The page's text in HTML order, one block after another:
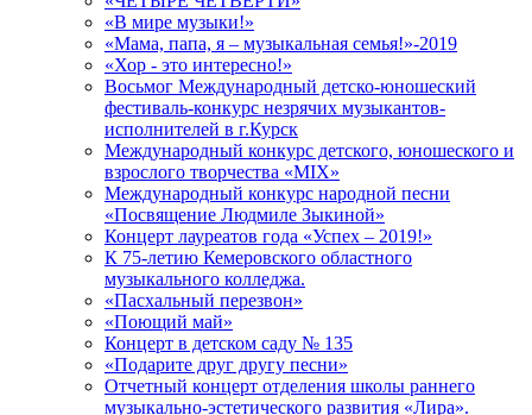
«В мире музыки!»
«Мама, папа, я – музыкальная семья!»-2019
«Хор - это интересно!»
Восьмог Международный детско-юношеский
фестиваль-конкурс незрячих музыкантов-
исполнителей в г.Курск
Международный конкурс детского, юношеского и
взрослого творчества «MIX»
Международный конкурс народной песни
«Посвящение Людмиле Зыкиной»
Концерт лауреатов года «Успех – 2019!»
К 75-летию Кемеровского областного
музыкального колледжа.
«Пасхальный перезвон»
«Поющий май»
Концерт в детском саду № 135
«Подарите друг другу песни»
Отчетный концерт отделения школы раннего
музыкально-эстетического развития «Лира».